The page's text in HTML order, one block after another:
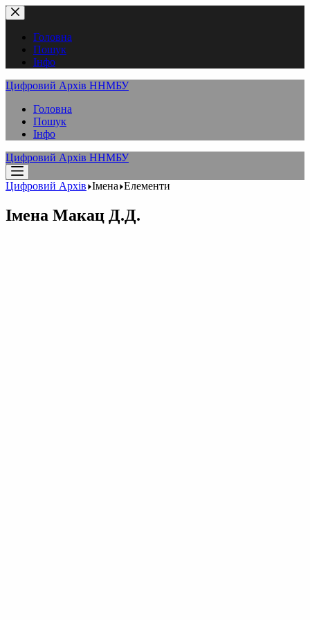
Перейти
до
вмістуГоловна
Пошук
Інфо
Цифровий Архів ННМБУ
Головна
Пошук
Інфо
Цифровий Архів ННМБУ
Цифровий Архів Імена Елементи
Імена Макац Д.Д.